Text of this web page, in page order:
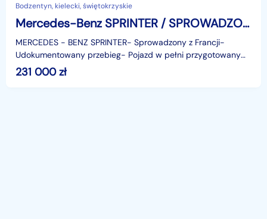
Bodzentyn, kielecki, świętokrzyskie
Mercedes-Benz SPRINTER / SPROWADZONY / AUTOMAT / EURO 6 / KLIMA
MERCEDES - BENZ SPRINTER- Sprowadzony z Francji-
Udokumentowany przebieg- Pojazd w pełni przygotowany
do rejestracji- Alkomat- Euro 6- Tempomat- Klimatyzacja- R
231 000zł